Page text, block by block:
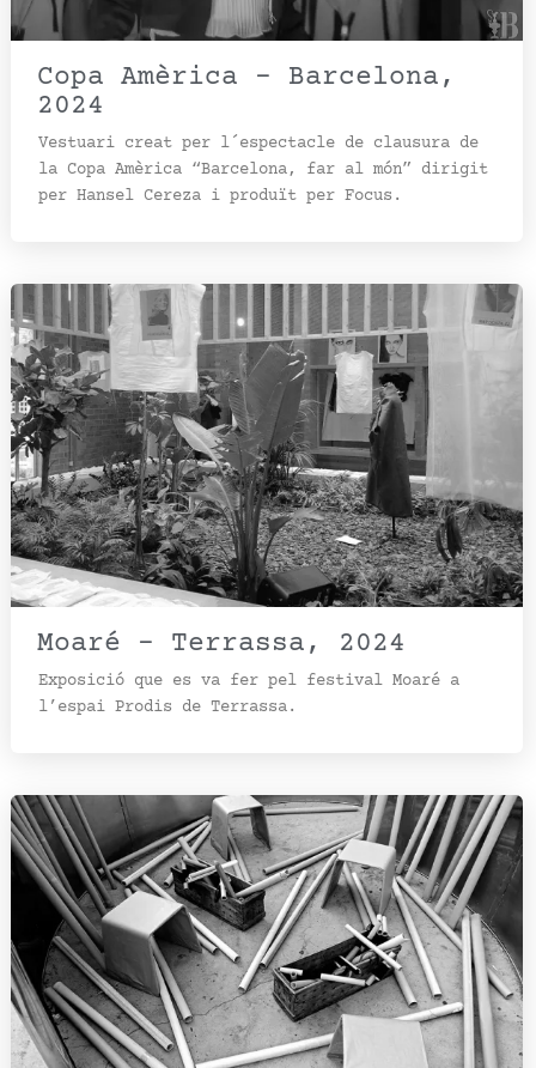
Copa Amèrica – Barcelona,
2024
Vestuari creat per l´espectacle de clausura de
la Copa Amèrica “Barcelona, far al món” dirigit
per Hansel Cereza i produït per Focus.
Moaré – Terrassa, 2024
Exposició que es va fer pel festival Moaré a
l’espai Prodis de Terrassa.